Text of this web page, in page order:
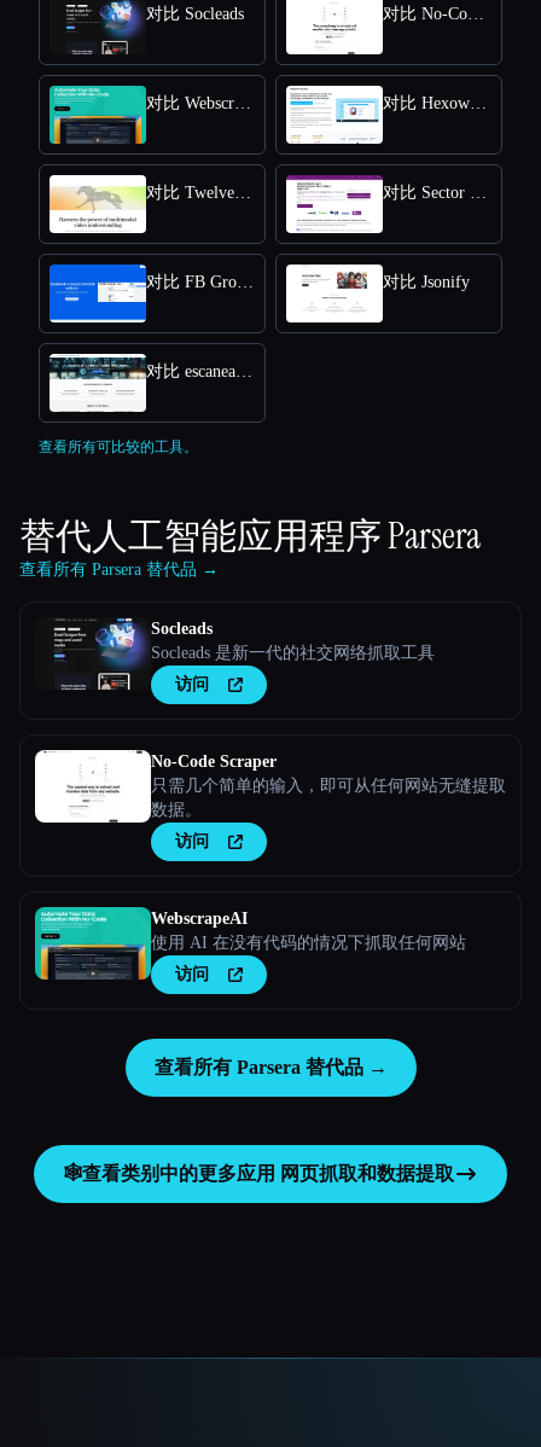
对比 Socleads 对比 No-Code Scraper
对比 WebscrapeAI 对比 Hexowatch
对比 Twelve Labs 对比 Sector Radar
对比 FB Group AI Extractor 对比 Jsonify
对比 escanearvulnerabilidades.com
查看所有可比较的工具。
替代人工智能应用程序Parsera
查看所有 Parsera 替代品 →
Socleads
Socleads 是新一代的社交网络抓取工具
访问
No-Code Scraper
只需几个简单的输入，即可从任何网站无缝提取
数据。
访问
WebscrapeAI
使用 AI 在没有代码的情况下抓取任何网站
访问
查看所有 Parsera 替代品 →
🕸️查看类别中的更多应用 网页抓取和数据提取